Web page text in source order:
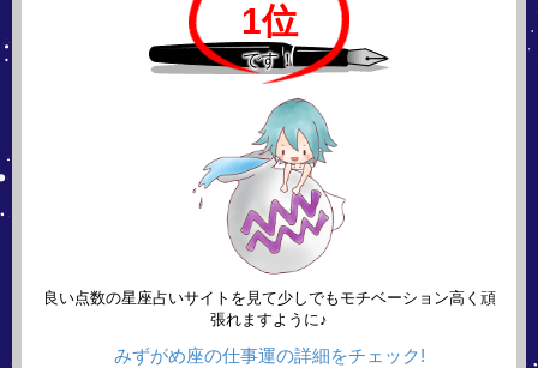
1位
です！
良い点数の星座占いサイトを見て少しでもモチベーション高く頑
張れますように♪
みずがめ座の仕事運の詳細をチェック!